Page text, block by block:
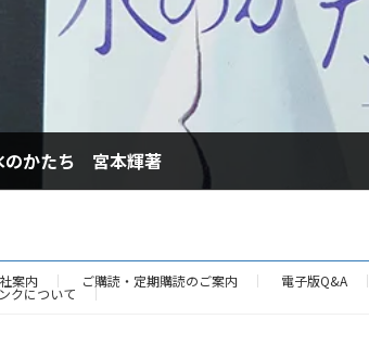
のかたち 宮本輝著
案内 ご購読・定期購読のご案内 電子版Q&A
クについて